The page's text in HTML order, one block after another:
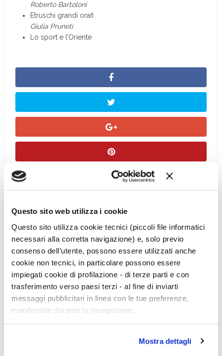
Questo sito web utilizza i cookie
Questo sito utilizza cookie tecnici (piccoli file informatici
necessari alla corretta navigazione) e, solo previo
consenso dell’utente, possono essere utilizzati anche
cookie non tecnici, in particolare possono essere
impiegati cookie di profilazione - di terze parti e con
trasferimento verso paesi terzi - al fine di inviarti
messaggi pubblicitari in linea con le tue preferenze,
manifestate durante la navigazione.
scelte privacy sui cookie, ti invitiamo a prendere visione
Mostra dettagli
Roberto Bartoloni
Etruschi grandi orafi
Giulia Pruneti
Lo sport e l’Oriente
Ciclo di conferenze